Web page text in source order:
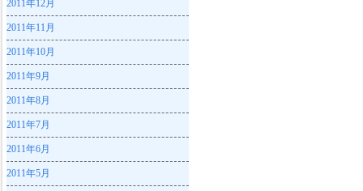
2011年12月
2011年11月
2011年10月
2011年9月
2011年8月
2011年7月
2011年6月
2011年5月